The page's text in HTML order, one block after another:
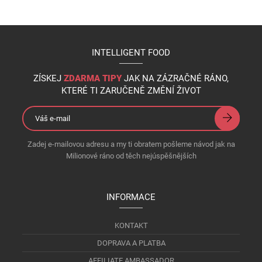
INTELLIGENT FOOD
ZÍSKEJ ZDARMA TIPYJAK NA ZÁZRAČNÉ RÁNO,
KTERÉ TI ZARUČENĚ ZMĚNÍ ŽIVOT
Zadej e-mailovou adresu a my ti obratem pošleme návod jak na
Milionové ráno od těch nejúspěšnějších
INFORMACE
KONTAKT
DOPRAVA A PLATBA